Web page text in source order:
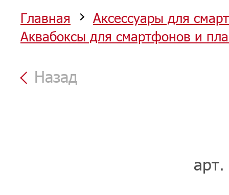
Главная
Аксессуары для
Аквабоксы для смартфонов и
Назад